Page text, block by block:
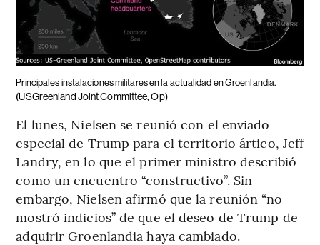
Principales instalaciones militares en la actualidad en Groenlandia.
(USGreenland Joint Committee, Op)
El lunes, Nielsen se reunió con el enviado
especial de Trump para el territorio ártico, Jeff
Landry, en lo que el primer ministro describió
como un encuentro “constructivo”. Sin
embargo, Nielsen afirmó que la reunión “no
mostró indicios” de que el deseo de Trump de
adquirir Groenlandia haya cambiado.